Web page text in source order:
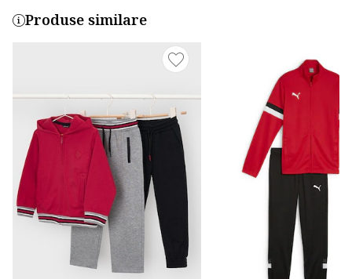
Produse similare